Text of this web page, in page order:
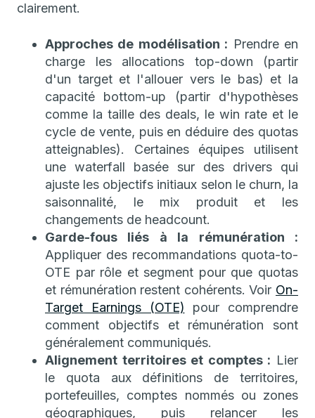
clairement.
Approches de modélisation : Prendre en
charge les allocations top-down (partir
d'un target et l'allouer vers le bas) et la
capacité bottom-up (partir d'hypothèses
comme la taille des deals, le win rate et le
cycle de vente, puis en déduire des quotas
atteignables). Certaines équipes utilisent
une waterfall basée sur des drivers qui
ajuste les objectifs initiaux selon le churn, la
saisonnalité, le mix produit et les
changements de headcount.
Garde-fous liés à la rémunération :
Appliquer des recommandations quota-to-
OTE par rôle et segment pour que quotas
et rémunération restent cohérents. Voir On-
Target Earnings (OTE) pour comprendre
comment objectifs et rémunération sont
généralement communiqués.
Alignement territoires et comptes : Lier
le quota aux définitions de territoires,
portefeuilles, comptes nommés ou zones
géographiques, puis relancer les